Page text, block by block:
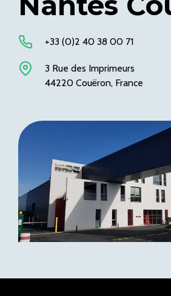
+33 (0)2 40 38 00 71
3 Rue des Imprimeurs
44220 Couëron, France